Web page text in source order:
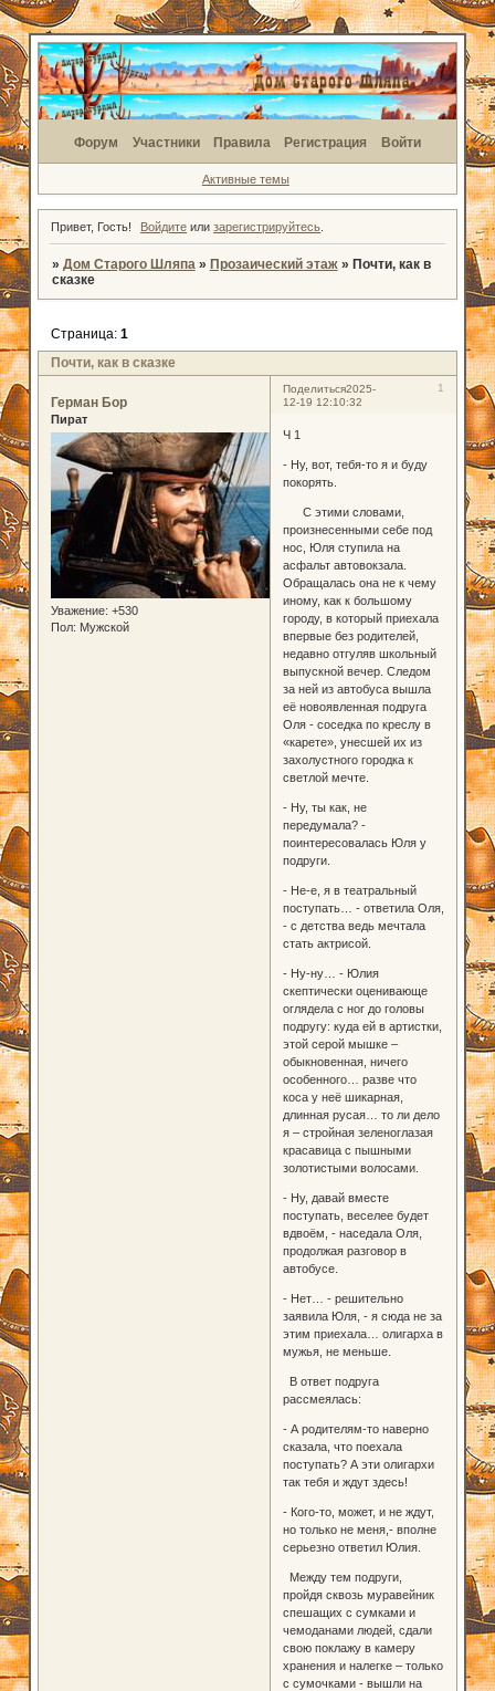
Форум Участники Правила Регистрация Войти
Активные темы
Привет, Гость! Войдите илизарегистрируйтесь
» Дом Старого Шляпа » Прозаический этаж » Почти, как в
сказке
Почти, как в сказке
Страница: 1
Поделиться 1
2025-
12-19 12:10:32
Герман Бор
Пират
Уважение: +530
Пол: Мужской
Ч 1
- Ну, вот, тебя-то я и буду
покорять.
С этими словами,
произнесенными себе под
нос, Юля ступила на
асфальт автовокзала.
Обращалась она не к чему
иному, как к большому
городу, в который приехала
впервые без родителей,
недавно отгуляв школьный
выпускной вечер. Следом
за ней из автобуса вышла
её новоявленная подруга
Оля - соседка по креслу в
«карете», унесшей их из
захолустного городка к
светлой мечте.
- Ну, ты как, не
передумала? -
поинтересовалась Юля у
подруги.
- Не-е, я в театральный
поступать… - ответила Оля,
- с детства ведь мечтала
стать актрисой.
- Ну-ну… - Юлия
скептически оценивающе
оглядела с ног до головы
подругу: куда ей в артистки,
этой серой мышке –
обыкновенная, ничего
особенного… разве что
коса у неё шикарная,
длинная русая… то ли дело
я – стройная зеленоглазая
красавица с пышными
золотистыми волосами.
- Ну, давай вместе
поступать, веселее будет
вдвоём, - наседала Оля,
продолжая разговор в
автобусе.
- Нет… - решительно
заявила Юля, - я сюда не за
этим приехала… олигарха в
мужья, не меньше.
В ответ подруга
рассмеялась:
- А родителям-то наверно
сказала, что поехала
поступать? А эти олигархи
так тебя и ждут здесь!
- Кого-то, может, и не ждут,
но только не меня,- вполне
серьезно ответил Юлия.
Между тем подруги,
пройдя сквозь муравейник
спешащих с сумками и
чемоданами людей, сдали
свою поклажу в камеру
хранения и налегке – только
с сумочками - вышли на